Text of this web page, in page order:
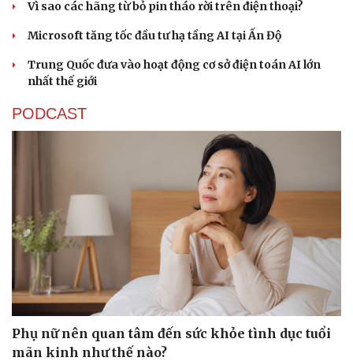
Vì sao các hãng từ bỏ pin tháo rời trên điện thoại?
Microsoft tăng tốc đầu tư hạ tầng AI tại Ấn Độ
Trung Quốc đưa vào hoạt động cơ sở điện toán AI lớn
nhất thế giới
PODCAST
Phụ nữ nên quan tâm đến sức khỏe tình dục tuổi
mãn kinh như thế nào?